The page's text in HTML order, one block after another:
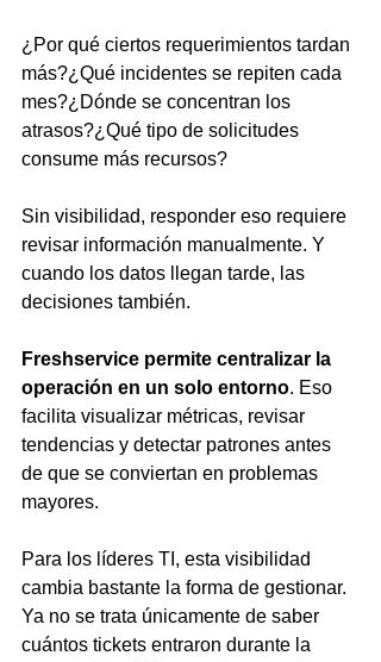
¿Por qué ciertos requerimientos tardan
más?¿Qué incidentes se repiten cada
mes?¿Dónde se concentran los
atrasos?¿Qué tipo de solicitudes
consume más recursos?
Sin visibilidad, responder eso requiere
revisar información manualmente. Y
cuando los datos llegan tarde, las
decisiones también.
Freshservice permite centralizar la
operación en un solo entorno. Eso
facilita visualizar métricas, revisar
tendencias y detectar patrones antes
de que se conviertan en problemas
mayores.
Para los líderes TI, esta visibilidad
cambia bastante la forma de gestionar.
Ya no se trata únicamente de saber
cuántos tickets entraron durante la